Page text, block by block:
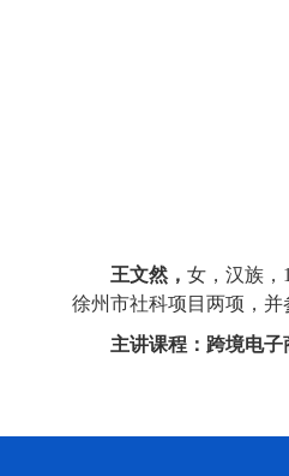
王文然， 女，汉族，
徐州市社科项目两项，
主讲课程： 跨境电子